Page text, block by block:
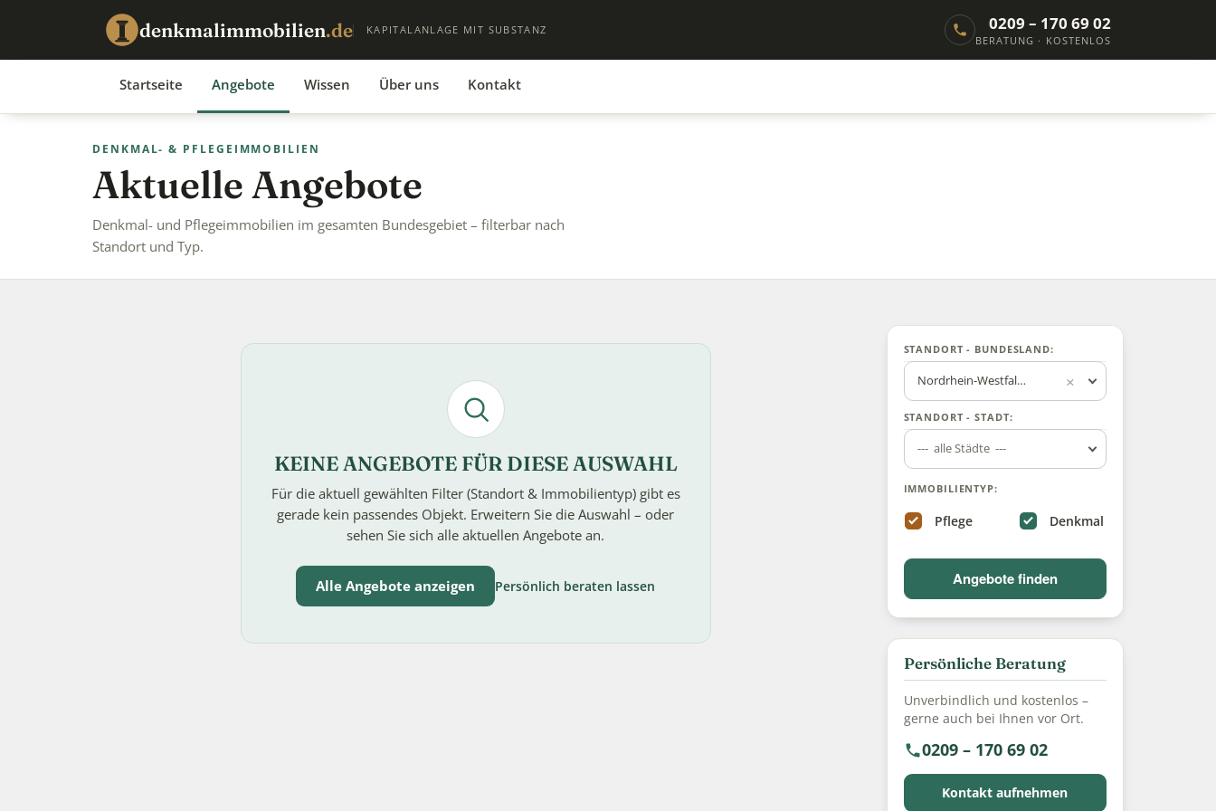
denkmalimmobilien.de KAPITALANLAGE MIT SUBSTANZ 0209 – 170 69 02
BERATUNG · KOSTENLOS
Startseite Angebote Wissen Über uns Kontakt
DENKMAL- & PFLEGEIMMOBILIEN
Aktuelle Angebote
Denkmal- und Pflegeimmobilien im gesamten Bundesgebiet – filterbar nach
Standort und Typ.
STANDORT - BUNDESLAND:
Nordrhein-Westfalen
STANDORT - STADT:
--- alle Städte ---
IMMOBILIENTYP:
Pflege Denkmal
Angebote finden
Persönliche Beratung
Unverbindlich und kostenlos –
gerne auch bei Ihnen vor Ort.
0209 – 170 69 02
Kontakt aufnehmen
KEINE ANGEBOTE FÜR DIESE AUSWAHL
Für die aktuell gewählten Filter (Standort & Immobilientyp) gibt es
gerade kein passendes Objekt. Erweitern Sie die Auswahl – oder
sehen Sie sich alle aktuellen Angebote an.
Alle Angebote anzeigen Persönlich beraten lassen